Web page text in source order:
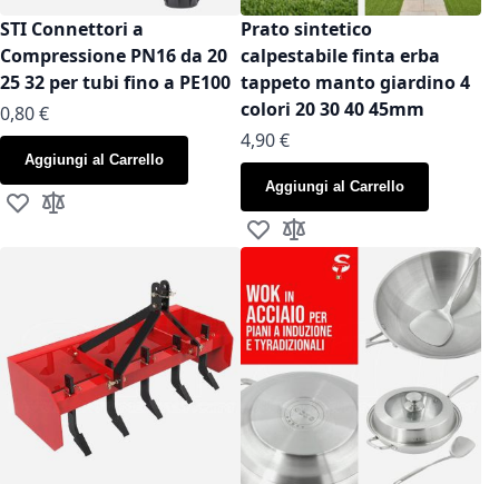
STI Connettori a
Compressione PN16 da 20
25 32 per tubi fino a PE100
As low as
0,80 €
Aggiungi al Carrello
Aggiungi alla lista desideri
Aggiungi al confronto
Prato sintetico
calpestabile finta erba
tappeto manto giardino 4
colori 20 30 40 45mm
As low as
4,90 €
Aggiungi al Carrello
Aggiungi alla lista desideri
Aggiungi al confronto